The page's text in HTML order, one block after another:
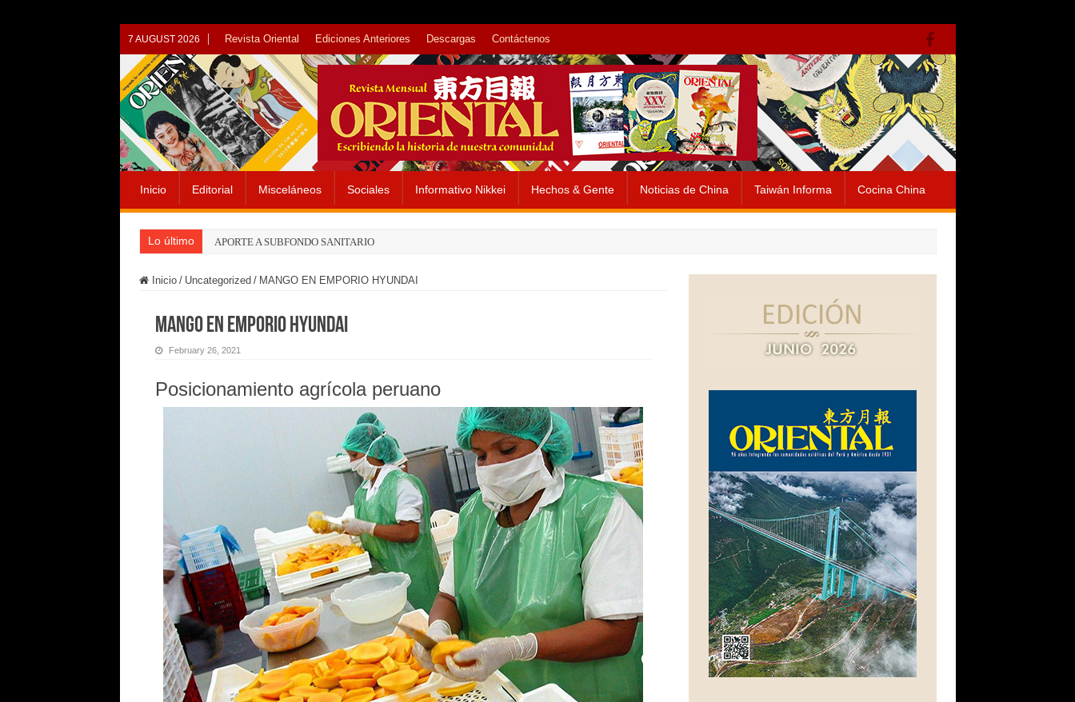
7 AUGUST 2026 Revista Oriental Ediciones Anteriores Descargas Contáctenos
Inicio Editorial Misceláneos Sociales Informativo Nikkei Hechos & Gente Noticias de China Taiwán Informa Cocina China
Lo último APORTE A SUBFONDO SANITARIO
Inicio / Uncategorized / MANGO EN EMPORIO HYUNDAI
MANGO EN EMPORIO HYUNDAI
February 26, 2021
Posicionamiento agrícola peruano